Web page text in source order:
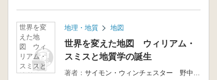
世界を変
えた地
図 ウィ
リアム・
スミスと
地質学の
地理・地質 地図
世界を変えた地図 ウィリアム・
スミスと地質学の誕生
著者：